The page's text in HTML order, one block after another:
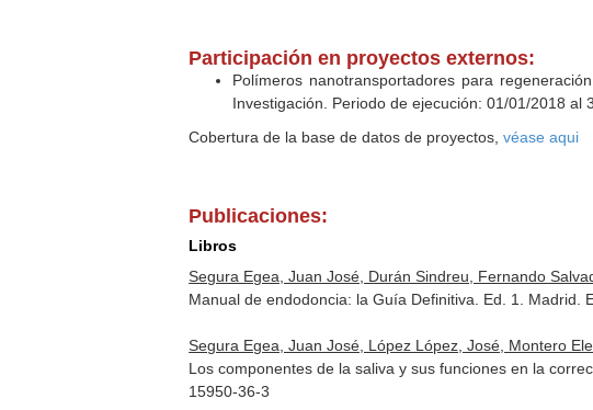
Participación en proyectos externos:
Polímeros nanotransportadores para
Investigación. Periodo de ejecución: 01/01/2018 al
Cobertura de la base de datos de proyectos,véase aqui
Publicaciones:
Libros
Segura Egea, Juan José, Durán Sindreu, Fernando
Manual de endodoncia: la Guía Definitiva. Ed. 1. Madrid.
Segura Egea, Juan José, López López, José, Montero
Los componentes de la saliva y sus funciones en la
15950-36-3